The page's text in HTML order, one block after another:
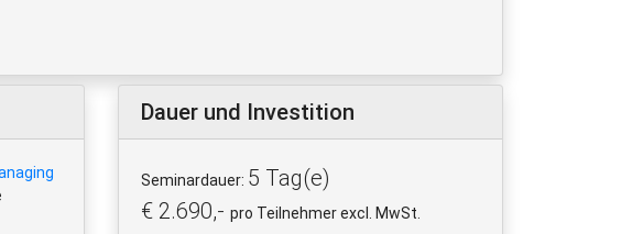
Dauer und Investition
Seminardauer: 5 Tag(e)
€ 2.690,- pro Teilnehmer excl. MwSt.